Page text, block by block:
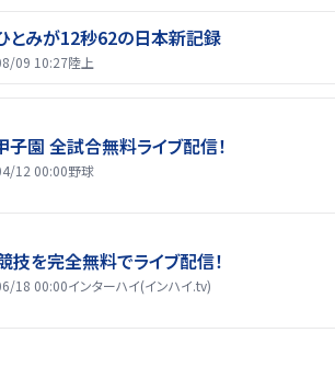
とみが12秒62の日本新記録
09 10:27陸上
子園 全試合無料ライブ配信！
12 00:00野球
技を完全無料でライブ配信！
18 00:00インターハイ(インハイ.tv)